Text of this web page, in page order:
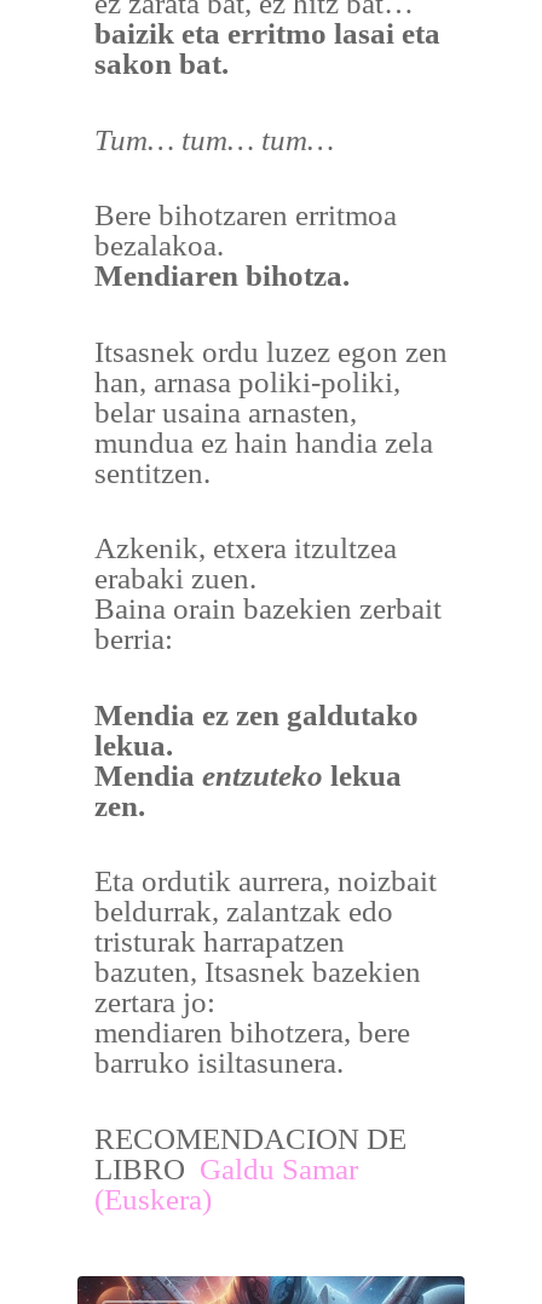
baizik eta erritmo lasai eta
sakon bat.
Tum… tum… tum…
Bere bihotzaren erritmoa
bezalakoa.
Mendiaren bihotza.
Itsasnek ordu luzez egon zen
han, arnasa poliki-poliki,
belar usaina arnasten,
mundua ez hain handia zela
sentitzen.
Azkenik, etxera itzultzea
erabaki zuen.
Baina orain bazekien zerbait
berria:
Mendia ez zen galdutako
lekua.
Mendia entzuteko lekua
zen.
Eta ordutik aurrera, noizbait
beldurrak, zalantzak edo
tristurak harrapatzen
bazuten, Itsasnek bazekien
zertara jo:
mendiaren bihotzera, bere
barruko isiltasunera.
RECOMENDACION DE
LIBRO Galdu Samar
(Euskera)